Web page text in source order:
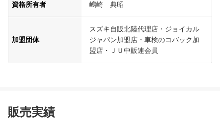
資格所有者 嶋崎 典昭
加盟団体
スズキ自販北陸代理店・ジョイカル
ジャパン加盟店・車検のコバック加
盟店・ＪＵ中販連会員
販売実績